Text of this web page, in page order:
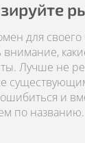
для
внимание,
Лучше не
и
по названию.